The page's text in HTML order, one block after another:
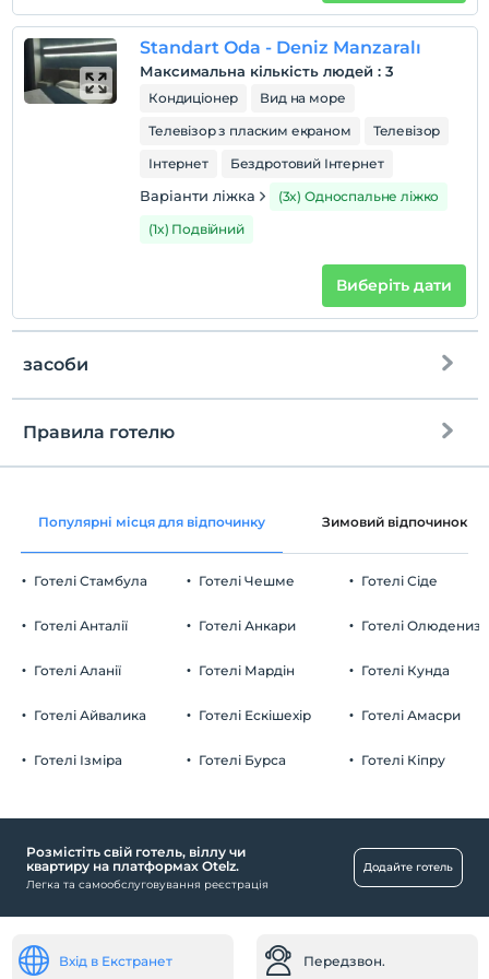
En erken saat 14:00 ve sonrası
Перевірити
Останній 12:00 і раніше
домашня тварина
Домашні тварини заборонені
кімнати для некурців
1 дітей віком до 6 за номер не стягується
Standart Oda - Deniz Manzaralı
Максимальна кількість людей : 3
Кондиціонер
Вид на море
Телевізор з пласким екраном
Телевізор
Інтернет
Бездротовий Інтернет
Варіанти ліжка
(3x) Односпальне ліжко
(1x) Подвійний
Виберіть дати
засоби
Загальні зони та всі кімнати
Парковка
Безкоштовно Приватна автостоянка
Діяльність
Балійський масаж
Ринок
Правила готелю
перевірь
Перевірити
Останній 12:00 і раніше
домашня тварина
Плата за дітей віком до 2 не стягується
Популярні місця для відпочинку Зимовий відпочинок
Готелі Стамбула
Готелі Анталії
Готелі Аланії
Готелі Айвалика
Готелі Ізміра
Готелі Чешме
Готелі Анкари
Готелі Мардін
Готелі Ескішехір
Готелі Бурса
Готелі Сіде
Готелі Олюдениза
Готелі Кунда
Готелі Амасри
Готелі Кіпру
Розмістіть свій готель, віллу чи
квартиру на платформах Otelz.
Легка та самообслуговування реєстрація
Додайте готель
Вхід в Екстранет Передзвон.